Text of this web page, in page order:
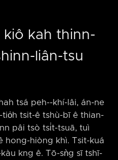
kiô kah thinn-
liân-tsu
tsá peh-⁠-khí-lâi, án-ne
tio̍h tsit-ê tshù-bī ê thian-
pâi tsò tsi̍t-tsuā, tuì
hong-hiòng khì. Tsit-kuá
kng ê. Tō-sǹg sī tshī-